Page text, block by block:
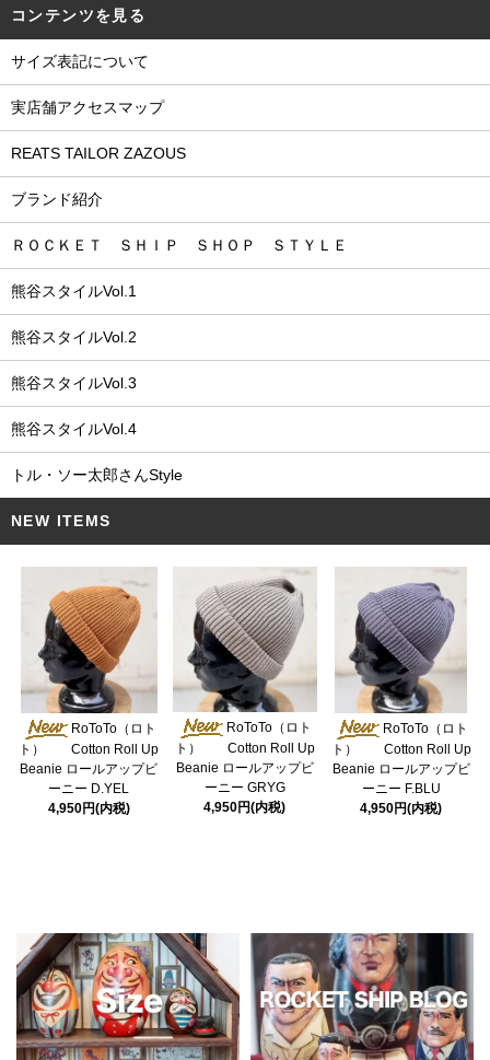
コンテンツを見る
サイズ表記について
実店舗アクセスマップ
REATS TAILOR ZAZOUS
ブランド紹介
ＲＯＣＫＥＴ ＳＨＩＰ ＳＨＯＰ ＳＴＹＬＥ
熊谷スタイルVol.1
熊谷スタイルVol.2
熊谷スタイルVol.3
熊谷スタイルVol.4
トル・ソー太郎さんStyle
NEW ITEMS
RoToTo（ロト
ト） Cotton Roll Up
Beanie ロールアップビ
ーニー D.YEL
4,950円(内税)
RoToTo（ロト
ト） Cotton Roll Up
Beanie ロールアップビ
ーニー GRYG
4,950円(内税)
RoToTo（ロト
ト） Cotton Roll Up
Beanie ロールアップビ
ーニー F.BLU
4,950円(内税)